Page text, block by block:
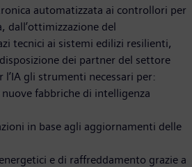
automatizzata ai controllori per
dall’ottimizzazione del
tecnici ai sistemi edilizi resilienti,
dei partner del settore
l’IA gli strumenti necessari per:
fabbriche di intelligenza
in base agli aggiornamenti delle
e di raffreddamento grazie a